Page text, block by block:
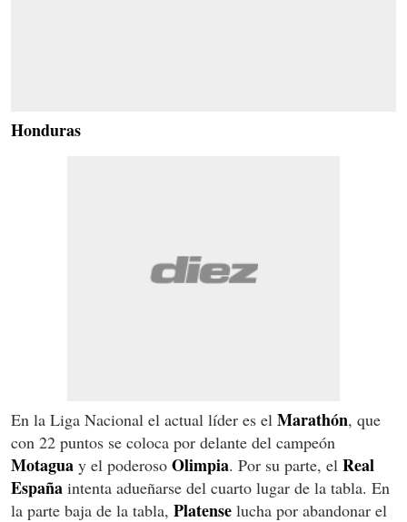
Honduras
En la Liga Nacional el actual líder es el Marathón, que
con 22 puntos se coloca por delante del campeón
Motagua y el poderoso Olimpia. Por su parte, el Real
España intenta adueñarse del cuarto lugar de la tabla. En
la parte baja de la tabla, Platense lucha por abandonar el